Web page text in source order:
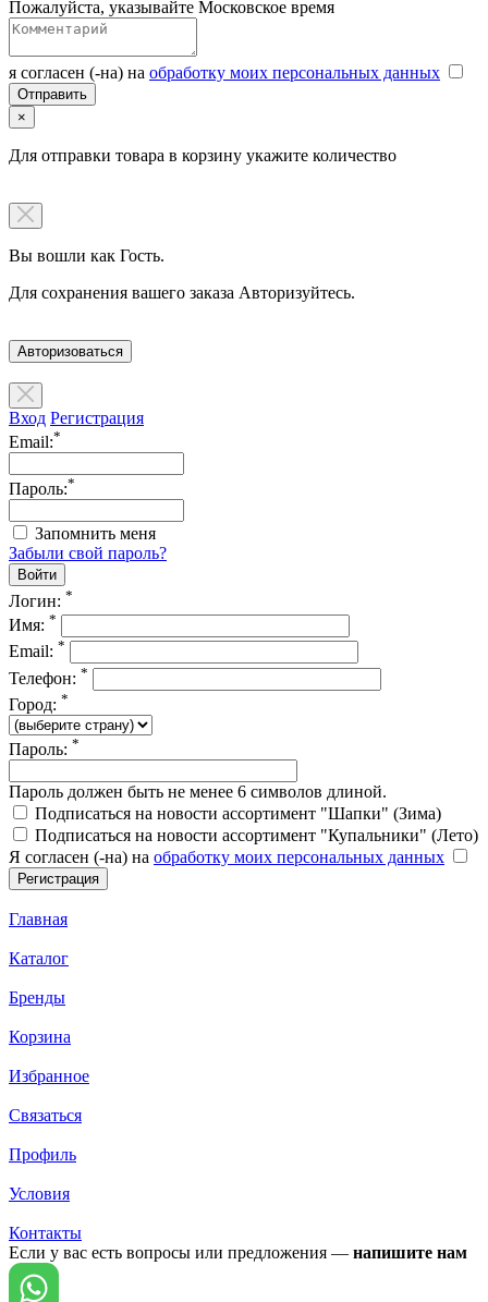
Пожалуйста, указывайте Московское время
я согласен (-на) на обработку моих персональных данных
×
Для отправки товара в корзину укажите количество
Вы вошли как Гость.
Для сохранения вашего заказа Авторизуйтесь.
Авторизоваться
Вход Регистрация
Email:*
Пароль:*
Запомнить меня
Забыли свой пароль?
Логин: *
Имя: *
Email: *
Телефон: *
Город: *
Пароль: *
Пароль должен быть не менее 6 символов длиной.
Подписаться на новости ассортимент "Шапки" (Зима)
Подписаться на новости ассортимент "Купальники" (Лето)
Я согласен (-на) на обработку моих персональных данных
Главная
Каталог
Бренды
Корзина
Избранное
Связаться
Профиль
Условия
Контакты
Если у вас есть вопросы или предложения — напишите нам